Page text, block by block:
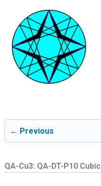
inhoud
← Previous
QA-Cu3: QA-DT-P10 Cubic